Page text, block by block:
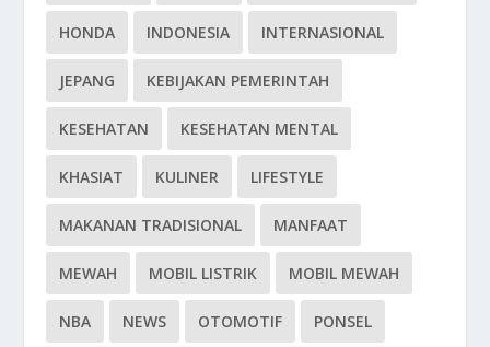
HONDA INDONESIA INTERNASIONAL
JEPANG KEBIJAKAN PEMERINTAH
KESEHATAN KESEHATAN MENTAL
KHASIAT KULINER LIFESTYLE
MAKANAN TRADISIONAL MANFAAT
MEWAH MOBIL LISTRIK MOBIL MEWAH
NBA NEWS OTOMOTIF PONSEL